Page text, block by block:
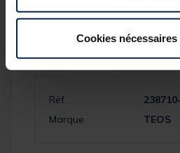
Cookies
Spécifications
Réf.
Marque
TEOS